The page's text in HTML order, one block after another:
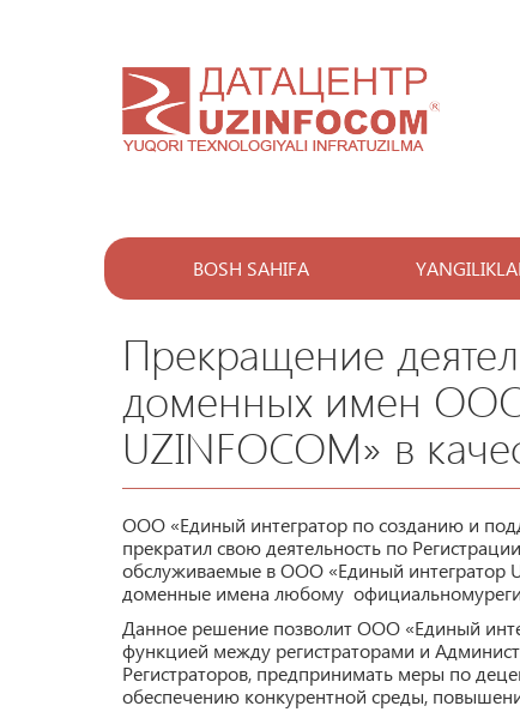
BOSH SAHIFA
Прекращение
доменных имен
UZINFOCOM» в
ООО «Единый интегратор по созданию и
прекратил свою деятельность по
обслуживаемые в OOO «Единый интегратор
доменные имена любому
Данное решение позволит ООО «Единый
функцией между регистраторами и
Регистраторов, предпринимать меры по
обеспечению конкурентной среды,